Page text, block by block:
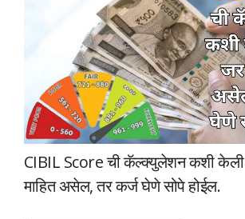
CIBIL Score ची कॅल्क्युलेशन कशी
माहित असेल, तर कर्ज घेणे सोपे होईल.